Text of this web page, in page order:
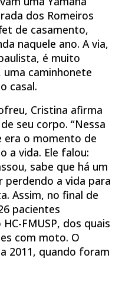
dos Romeiros
de casamento,
naquele ano. A via,
é muito
uma caminhonete
casal.
Cristina afirma
seu corpo. “Nessa
era o momento de
a vida. Ele falou:
sabe que há um
perdendo a vida para
Assim, no final de
pacientes
FMUSP, dos quais
com moto. O
2011, quando foram